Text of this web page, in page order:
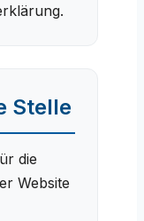
Stelle
die
Website